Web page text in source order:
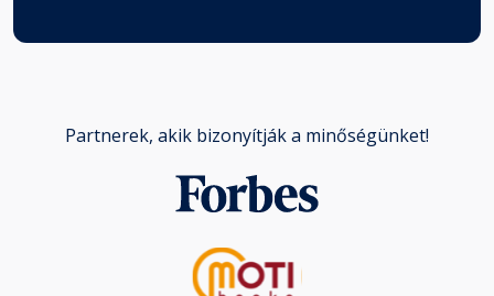
Partnerek, akik bizonyítják a minőségünket!